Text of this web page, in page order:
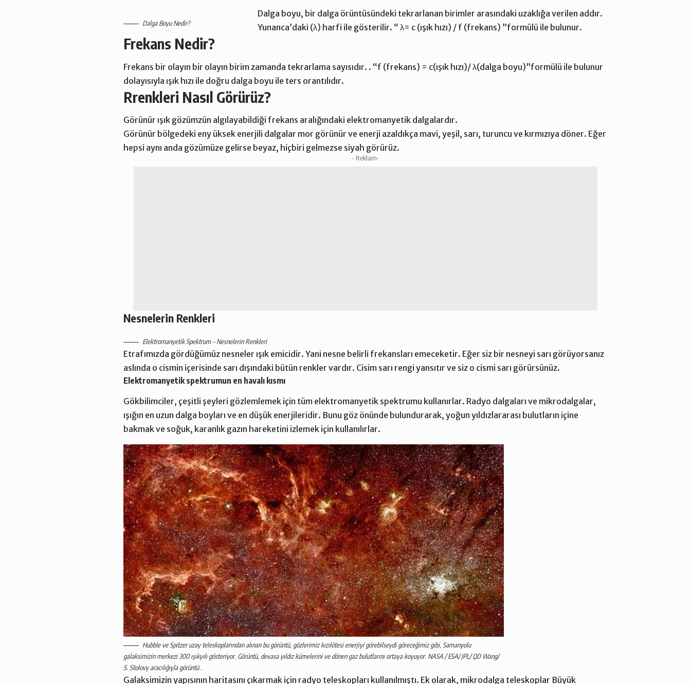
Dalga Boyu Nedir?
Dalga boyu, bir dalga örüntüsündeki tekrarlanan birimler arasındaki uzaklığa verilen addır.
Yunanca’daki (λ) harfi ile gösterilir. “ λ­= c (ışık hızı) / f (frekans) ”formülü ile bulunur.
Frekans Nedir­­?
Frekans bir olayın bir olayın birim zamanda tekrarlama sayısıdır. . “f (frekans) = c(ışık hızı)/ λ(dalga boyu)”formülü ile bulunur
dolayısıyla ışık hızı ile doğru dalga boyu ile ters orantılıdır.
Rrenkleri Nasıl Görürüz?
Görünür ışık gözümzün algılayabildiği frekans aralığındaki elektromanyetik dalgalardır.
Görünür bölgedeki eny üksek enerjili dalgalar mor görünür ve enerji azaldıkça mavi, yeşil, sarı, turuncu ve kırmızıya döner. Eğer
hepsi aynı anda gözümüze gelirse beyaz, hiçbiri gelmezse siyah görürüz.
- Reklam-
Nesnelerin Renkleri
Elektromanyetik Spektrum – Nesnelerin Renkleri
Etrafımızda gördüğümüz nesneler ışık emicidir. Yani nesne belirli frekansları emeceketir. Eğer siz bir nesneyi sarı görüyorsanız
aslında o cismin içerisinde sarı dışındaki bütün renkler vardır. Cisim sarı rengi yansıtır ve siz o cismi sarı görürsünüz.
Elektromanyetik spektrumun en havalı kısmı
Gökbilimciler, çeşitli şeyleri gözlemlemek için tüm elektromanyetik spektrumu kullanırlar. Radyo dalgaları ve mikrodalgalar,
ışığın en uzun dalga boyları ve en düşük enerjileridir. Bunu göz önünde bulundurarak, yoğun yıldızlararası bulutların içine
bakmak ve soğuk, karanlık gazın hareketini izlemek için kullanılırlar.
Hubble ve Spitzer uzay teleskoplarından alınan bu görüntü, gözlerimiz kızılötesi enerjiyi görebilseydi göreceğimiz gibi, Samanyolu
galaksimizin merkezi 300 ışıkyılı gösteriyor. Görüntü, devasa yıldız kümelerini ve dönen gaz bulutlarını ortaya koyuyor. NASA / ESA/ JPL/ QD Wang/
S. Stolovy aracılığıyla görüntü .
Galaksimizin yapısının haritasını çıkarmak için radyo teleskopları kullanılmıştı. Ek olarak, mikrodalga teleskoplar Büyük